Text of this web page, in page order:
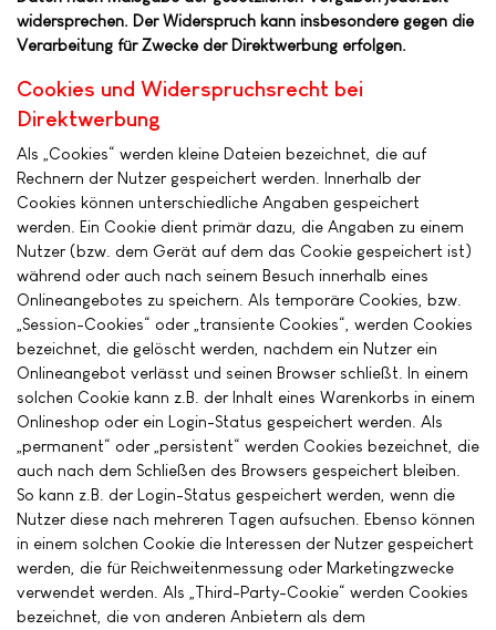
widersprechen. Der Widerspruch kann insbesondere gegen die
Verarbeitung für Zwecke der Direktwerbung erfolgen.
Cookies und Widerspruchsrecht bei
Direktwerbung
Als „Cookies“ werden kleine Dateien bezeichnet, die auf
Rechnern der Nutzer gespeichert werden. Innerhalb der
Cookies können unterschiedliche Angaben gespeichert
werden. Ein Cookie dient primär dazu, die Angaben zu einem
Nutzer (bzw. dem Gerät auf dem das Cookie gespeichert ist)
während oder auch nach seinem Besuch innerhalb eines
Onlineangebotes zu speichern. Als temporäre Cookies, bzw.
„Session-Cookies“ oder „transiente Cookies“, werden Cookies
bezeichnet, die gelöscht werden, nachdem ein Nutzer ein
Onlineangebot verlässt und seinen Browser schließt. In einem
solchen Cookie kann z.B. der Inhalt eines Warenkorbs in einem
Onlineshop oder ein Login-Status gespeichert werden. Als
„permanent“ oder „persistent“ werden Cookies bezeichnet, die
auch nach dem Schließen des Browsers gespeichert bleiben.
So kann z.B. der Login-Status gespeichert werden, wenn die
Nutzer diese nach mehreren Tagen aufsuchen. Ebenso können
in einem solchen Cookie die Interessen der Nutzer gespeichert
werden, die für Reichweitenmessung oder Marketingzwecke
verwendet werden. Als „Third-Party-Cookie“ werden Cookies
bezeichnet, die von anderen Anbietern als dem